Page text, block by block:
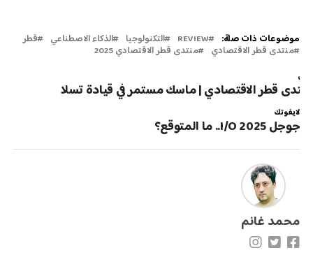
موضوعات ذات صلة: REVIEW التكنولوجيا الذكاء الاصطناعي قطر
منتدى قطر الاقتصادي منتدى قطر الاقتصادي 2025
قطر الاقتصادي | ماسك مستمر في قيادة تسلا
لايفوتك
جوجل I/O 2025.. ما المتوقع؟
محمد غانم